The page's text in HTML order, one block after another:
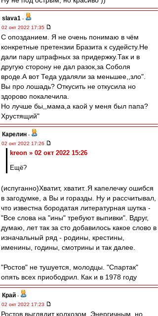
slava1 -
02 окт 2022 17:35
С опозданием. Я не очень понимаю в чём
конкретные претензии Бразита к судейсту.Не
дали пару штрафных за придержку.Так и в
другую сторoну не дал разок,за Соболя
вроде.А вот Теда удаляли за меньшее,,зло".
Вы про лошадь? Откусить не откусила но
здорово покалечила.
Но лучше бы,,мама,а каой у меня был папа?
Хрустящий"
Карелин -
02 окт 2022 17:26
kreon » 02 окт 2022 15:26
Ещё?
(испуганно)Хватит, хватит..Я капелечку ошибся
в загодумке, а Вы и горазды. Ну и рассчитывал,
что известна бородатая литературная шутка -
"Все слова на "ины" требуют выпивки". Вдруг,
думаю, лет так за сто добавилось какое слово в
изначальный ряд - родины, крестины,
именины, годины, смотрины и так далее.
"Ростов" не тушуется, молодцы. "Спартак"
опять всех приободрил. Как и в 1978 году
Край -
02 окт 2022 17:23
Ростов выглядит колхозом..Энергичным, но